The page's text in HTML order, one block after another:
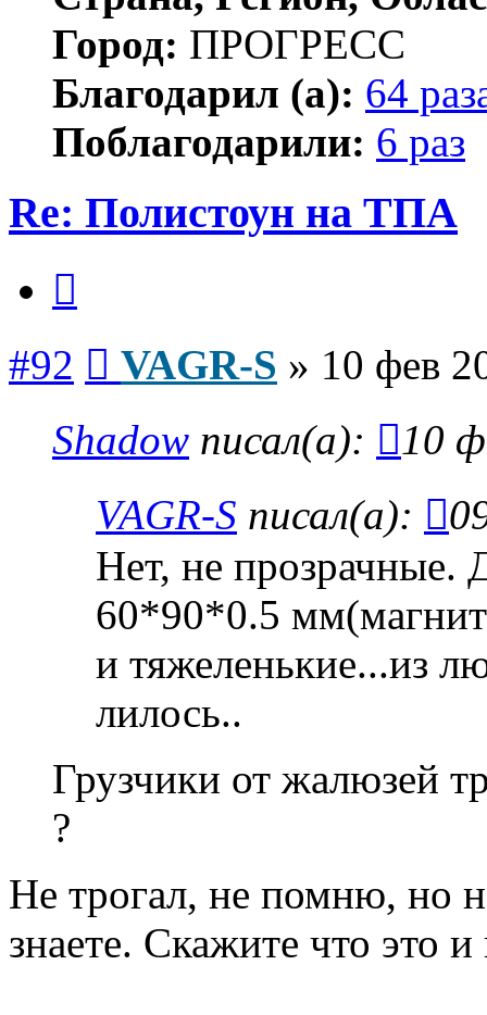
Город: ПРОГРЕСС
Благодарил (а): 64
Поблагодарили: 6 раз
Re: Полистоун на ТПА
#92 VAGR-S » 10 фев
Shadow писал(а):
10
VAGR-S писал(а):
Нет, не прозрачные.
60*90*0.5
и тяжеленькие...из
лилось..
Грузчики от жалюзей
?
Не трогал, не помню, но
знаете. Скажите что это